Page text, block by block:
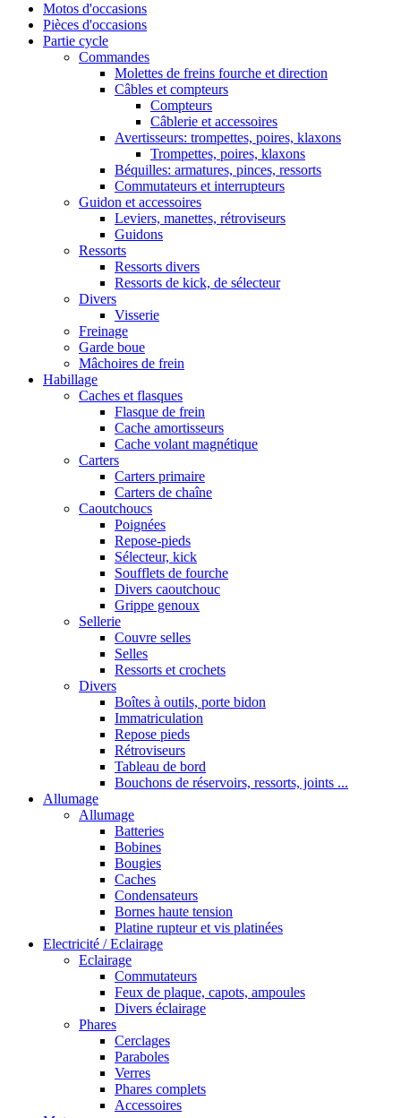
Motos d'occasions
Pièces d'occasions
Partie cycle
Commandes
Molettes de freins fourche et direction
Câbles et compteurs
Compteurs
Câblerie et accessoires
Avertisseurs: trompettes, poires, klaxons
Trompettes, poires, klaxons
Béquilles: armatures, pinces, ressorts
Commutateurs et interrupteurs
Guidon et accessoires
Leviers, manettes, rétroviseurs
Guidons
Ressorts
Ressorts divers
Ressorts de kick, de sélecteur
Divers
Visserie
Freinage
Garde boue
Mâchoires de frein
Habillage
Caches et flasques
Flasque de frein
Cache amortisseurs
Cache volant magnétique
Carters
Carters primaire
Carters de chaîne
Caoutchoucs
Poignées
Repose-pieds
Sélecteur, kick
Soufflets de fourche
Divers caoutchouc
Grippe genoux
Sellerie
Couvre selles
Selles
Ressorts et crochets
Divers
Boîtes à outils, porte bidon
Immatriculation
Repose pieds
Rétroviseurs
Tableau de bord
Bouchons de réservoirs, ressorts, joints ...
Allumage
Allumage
Batteries
Bobines
Bougies
Caches
Condensateurs
Bornes haute tension
Platine rupteur et vis platinées
Electricité / Eclairage
Eclairage
Commutateurs
Feux de plaque, capots, ampoules
Divers éclairage
Phares
Cerclages
Paraboles
Verres
Phares complets
Accessoires